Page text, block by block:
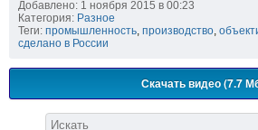
Добавлено: 1 ноября 2015 в 00:23
Категория: Разное
Теги: промышленность производство
сделано в России
Скачать видео (7.7